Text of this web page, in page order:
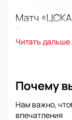
Матч
Скоро на
объединяет
увидят
Каждый матч
Читать
Почему
Нам важно,
впечатления